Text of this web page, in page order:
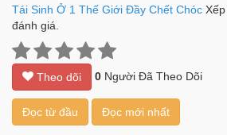
Tái Sinh Ở 1 Thế Giới Đầy Chết Chóc
đánh giá.
Theo dõi 0 Người Đã Theo Dõi
Đọc từ đầu Đọc mới nhất